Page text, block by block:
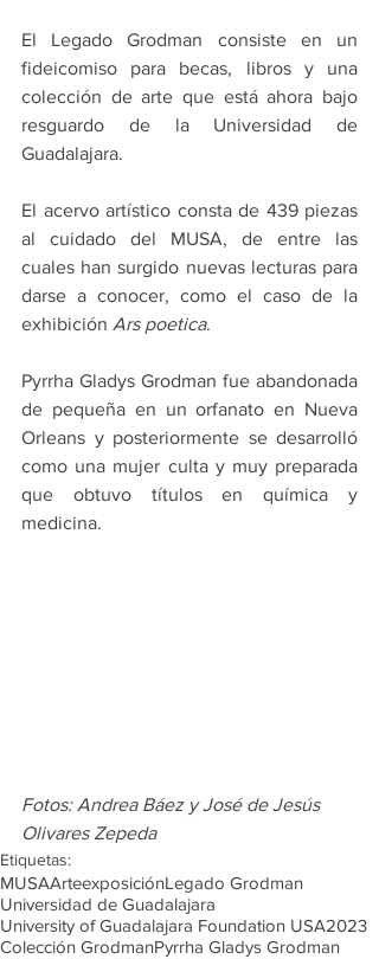
El Legado Grodman consiste en un
fideicomiso para becas, libros y una
colección de arte que está ahora bajo
resguardo de la Universidad de
Guadalajara.
El acervo artístico consta de 439 piezas
al cuidado del MUSA, de entre las
cuales han surgido nuevas lecturas para
darse a conocer, como el caso de la
exhibición Ars poetica.
Pyrrha Gladys Grodman fue abandonada
de pequeña en un orfanato en Nueva
Orleans y posteriormente se desarrolló
como una mujer culta y muy preparada
que obtuvo títulos en química y
medicina.
Fotos: Andrea Báez y José de Jesús
Olivares Zepeda
Etiquetas:
MUSAArteexposiciónLegado Grodman
Universidad de Guadalajara
University of Guadalajara Foundation USA2023
Colección GrodmanPyrrha Gladys Grodman